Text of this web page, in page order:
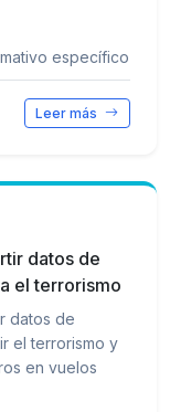
específico
Leer más
datos de
el terrorismo
datos de
el terrorismo y
en vuelos